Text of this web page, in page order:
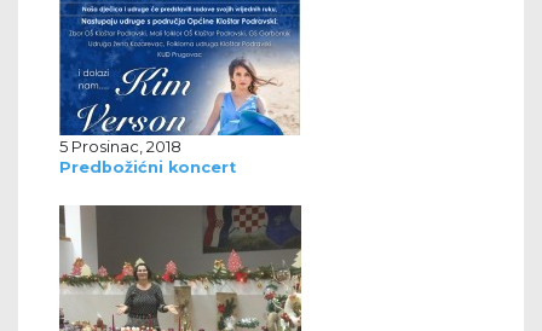
5 Prosinac, 2018
Predbožićni koncert